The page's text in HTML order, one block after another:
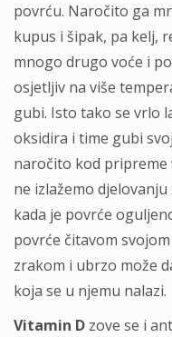
povrću. Naročito ga
kupus i šipak, pa kelj,
mnogo drugo voće i
osjetljiv na više
gubi. Isto tako se vrlo
oksidira i time gubi
naročito kod pripreme
ne izlažemo
kada je povrće
povrće čitavom
zrakom i ubrzo može
koja se u njemu nalazi.
Vitamin D zove se i